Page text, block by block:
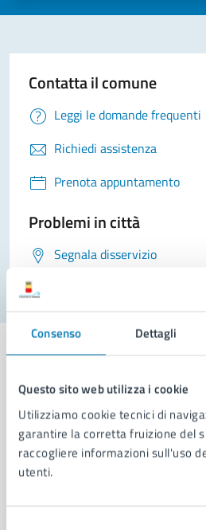
Consenso Dettagli
Questo sito web utilizza i cookie
Utilizziamo cookie tecnici di
garantire la corretta fruizione del
raccogliere informazioni sull'uso
utenti.
Contatta il comune
Leggi le domande frequenti
Richiedi assistenza
Prenota appuntamento
Problemi in città
Segnala disservizio
Comune di Napoli
AMMINISTRAZIONE
Aree amministrative